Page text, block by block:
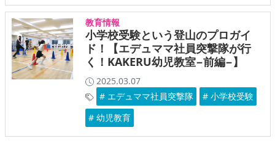
教育情報
小学校受験という登山のプロガイ
ド！【エデュママ社員突撃隊が行
く！KAKERU幼児教室−前編−】
2025.03.07
# エデュママ社員突撃隊
# 小学校受験
# 幼児教育